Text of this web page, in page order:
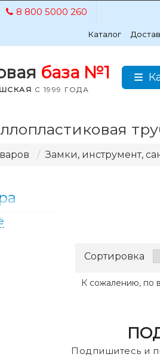
8 800 5000 260
Каталог
база №1
С 1999 ГОДА
Замки, инструмент,
Сортировка
К сожалению, по
Подпишитесь и